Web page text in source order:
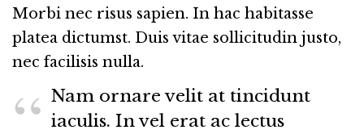
Morbi nec risus sapien. In hac habitasse
platea dictumst. Duis vitae sollicitudin justo,
nec facilisis nulla.
Nam ornare velit at tincidunt
iaculis. In vel erat ac lectus